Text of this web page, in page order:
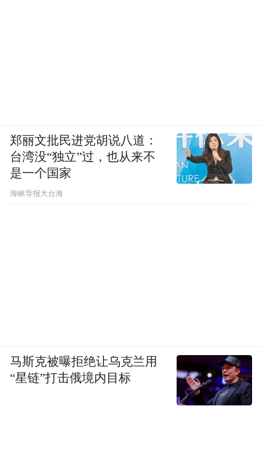
郑丽文批民进党胡说八道：
台湾没“独立”过，也从来不
是一个国家
​海峡导报大台海
马斯克被曝拒绝让乌克兰用
“星链”打击俄境内目标